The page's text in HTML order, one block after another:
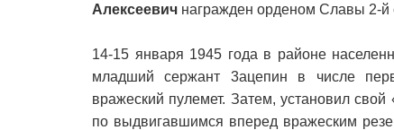
Алексеевич награжден орденом Славы 2-
14-15 января 1945 года в районе
младший сержант 3ацепин в числе
вражеский пулемет. Затем, установил
по выдвигавшимся вперед вражеским